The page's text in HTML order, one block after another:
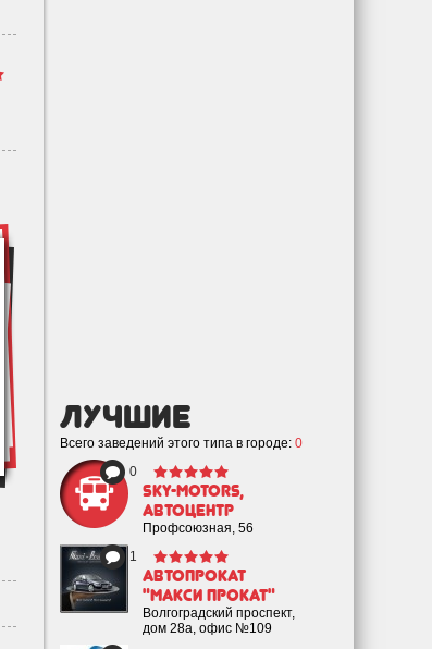
лучшие
Всего заведений этого типа в городе: 0
0
Sky-motors,
автоцентр
Профсоюзная, 56
1
Автопрокат
"Макси Прокат"
Волгоградский проспект,
дом 28а, офис №109